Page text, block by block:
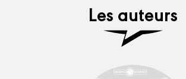
Les auteurs